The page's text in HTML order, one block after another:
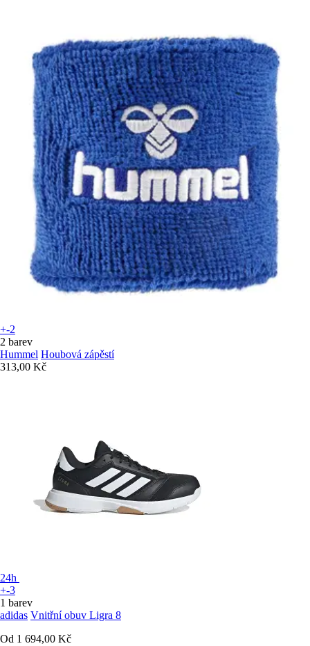
+-2
2 barev
Hummel Houbová zápěstí
313,00 Kč
24h
+-3
1 barev
adidas Vnitřní obuv Ligra 8
Od 1 694,00 Kč